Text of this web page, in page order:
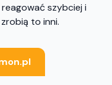
szybciej i
to inni.